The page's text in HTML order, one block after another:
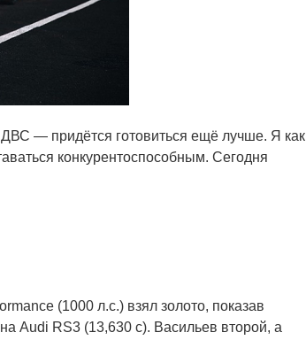
— придётся готовиться ещё лучше. Я как
конкурентоспособным. Сегодня
(1000 л.с.) взял золото, показав
Audi RS3 (13,630 с). Васильев второй, а